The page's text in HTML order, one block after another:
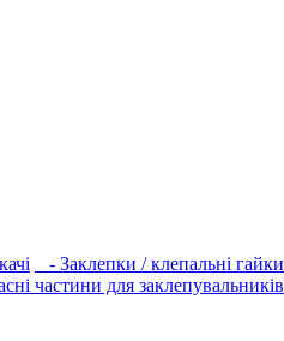
- Заклепки / клепальні гайки
частини для заклепувальників